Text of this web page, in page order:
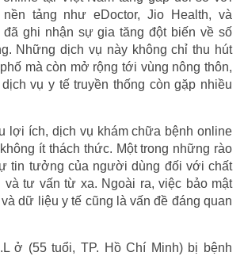
tảng như eDoctor, Jio Health, và
đã ghi nhận sự gia tăng đột biến về số
Những dịch vụ này không chỉ thu hút
mà còn mở rộng tới vùng nông thôn,
vụ y tế truyền thống còn gặp nhiều
lợi ích, dịch vụ khám chữa bệnh online
ít thách thức. Một trong những rào
tin tưởng của người dùng đối với chất
và tư vấn từ xa. Ngoài ra, việc bảo mật
dữ liệu y tế cũng là vấn đề đáng quan
ở (55 tuổi, TP. Hồ Chí Minh) bị bệnh